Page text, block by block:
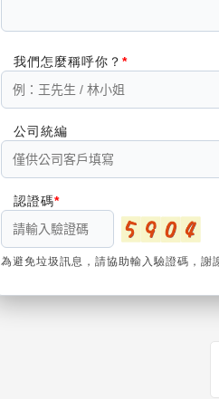
我們怎麼稱呼你？
公司統編
認證碼
為避免垃圾訊息，請協助輸入驗證碼，謝